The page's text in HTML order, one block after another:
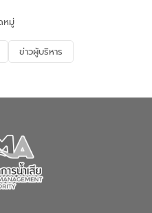
จิตสำนึกในการอนุรักษ์สิ่งแวดล้อม ใน
อ “น้ำเสียชุมชนและการบำบัดน้ำเสีย
ต้น” โดยให้ความรู้เกี่ยวกับสาเหตุและ
ะทบของน้ำเสีย แนวทางการลดการ
ราม อำเภอเมืองกาฬสินธุ์ จังหวัด
หมู่
ข่าวผู้บริหาร